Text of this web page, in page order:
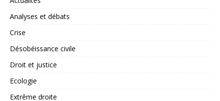
Analyses et débats
Crise
Désobéissance civile
Droit et justice
Ecologie
Extrême droite